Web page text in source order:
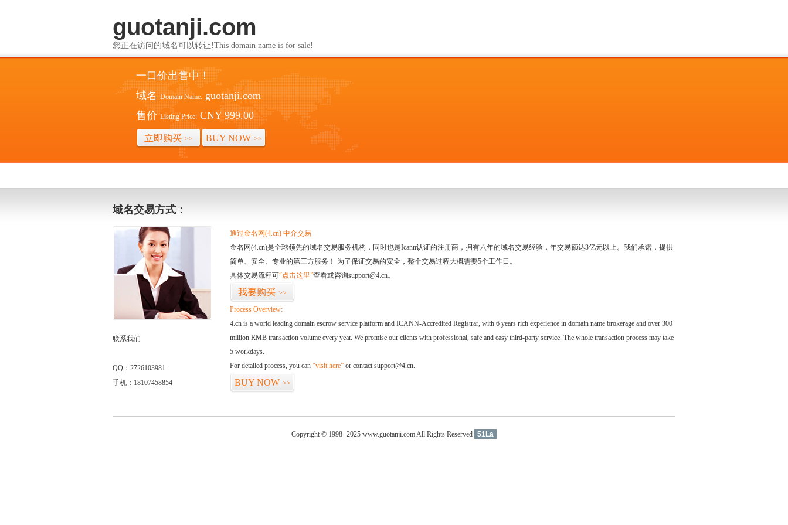
guotanji.com
您正在访问的域名可以转让!This domain name is for sale!
一口价出售中！
域名 Domain Name: guotanji.com
售价 Listing Price: CNY 999.00
立即购买 >> BUY NOW >>
域名交易方式：
联系我们
QQ：2726103981
手机：18107458854
通过金名网(4.cn) 中介交易
金名网(4.cn)是全球领先的域名交易服务机构，同时也是Icann认证的注册商，拥有六年的域名交易经验，年交易额达3亿元以上。我们承诺，提供
简单、安全、专业的第三方服务！ 为了保证交易的安全，整个交易过程大概需要5个工作日。
具体交易流程可“点击这里”查看或咨询support@4.cn。
我要购买 >>
Process Overview:
4.cn is a world leading domain escrow service platform and ICANN-Accredited Registrar, with 6 years rich experience in domain name brokerage and over 300
million RMB transaction volume every year. We promise our clients with professional, safe and easy third-party service. The whole transaction process may take
5 workdays.
For detailed process, you can “visit here” or contact support@4.cn.
BUY NOW >>
Copyright © 1998 -2025 www.guotanji.com All Rights Reserved 51La